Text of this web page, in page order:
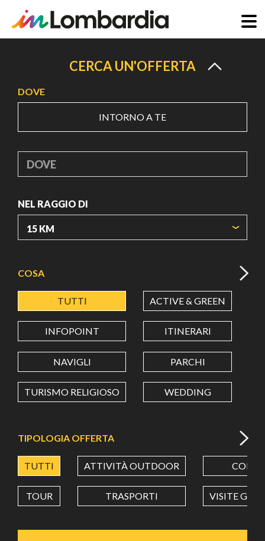
principale
CERCA UN'OFFERTA
DOVE
INTORNO A TE
DOVE
NEL RAGGIO DI
LATITUDINE
LONGITUDINE
Value in decimal degrees. Use dot (.) as decimal separator.
COSA
TUTTI ACTIVE & GREEN
INFOPOINT ITINERARI
NAVIGLI PARCHI
TURISMO RELIGIOSO WEDDING
TIPOLOGIA OFFERTA
TUTTI ATTIVITÀ OUTDOOR CORSI
TOUR TRASPORTI VISITE